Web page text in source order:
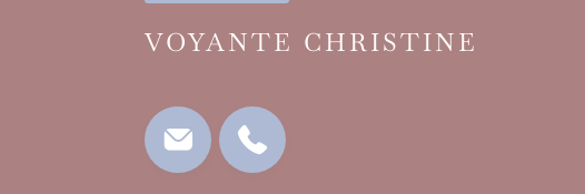
VOYANTE CHRISTINE